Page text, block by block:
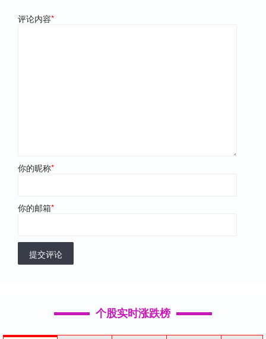
评论内容*
你的昵称*
你的邮箱*
提交评论
个股实时涨跌榜